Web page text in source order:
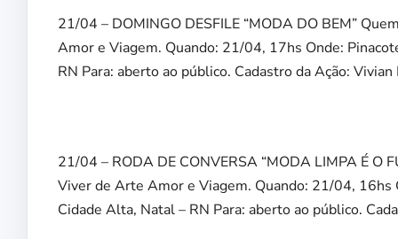
21/04 – DOMINGO DESFILE “MODA DO BEM”
Amor e Viagem. Quando: 21/04, 17hs Onde:
RN Para: aberto ao público. Cadastro da Ação:
21/04 – RODA DE CONVERSA “MODA LIMPA É O
Viver de Arte Amor e Viagem. Quando: 21/04, 16hs
Cidade Alta, Natal – RN Para: aberto ao público.